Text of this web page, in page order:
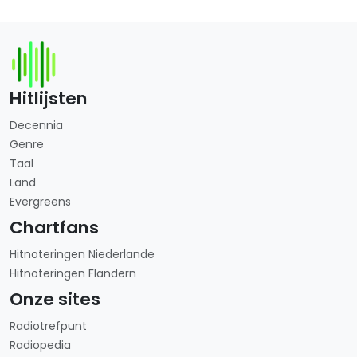
Hitlijsten
Decennia
Genre
Taal
Land
Evergreens
Chartfans
Hitnoteringen Niederlande
Hitnoteringen Flandern
Onze sites
Radiotrefpunt
Radiopedia